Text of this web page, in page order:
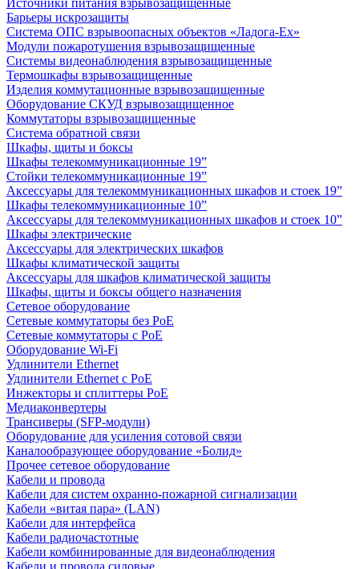
Источники питания взрывозащищенные
Барьеры искрозащиты
Система ОПС взрывоопасных объектов «Ладога-Ex»
Модули пожаротушения взрывозащищенные
Системы видеонаблюдения взрывозащищенные
Термошкафы взрывозащищенные
Изделия коммутационные взрывозащищенные
Оборудование СКУД взрывозащищенное
Коммутаторы взрывозащищенные
Система обратной связи
Шкафы, щиты и боксы
Шкафы телекоммуникационные 19”
Стойки телекоммуникационные 19”
Аксессуары для телекоммуникационных шкафов и стоек 19”
Шкафы телекоммуникационные 10”
Аксессуары для телекоммуникационных шкафов и стоек 10”
Шкафы электрические
Аксессуары для электрических шкафов
Шкафы климатической защиты
Аксессуары для шкафов климатической защиты
Шкафы, щиты и боксы общего назначения
Сетевое оборудование
Сетевые коммутаторы без PoE
Сетевые коммутаторы с PoE
Оборудование Wi-Fi
Удлинители Ethernet
Удлинители Ethernet с PoE
Инжекторы и сплиттеры PoE
Медиаконвертеры
Трансиверы (SFP-модули)
Оборудование для усиления сотовой связи
Каналообразующее оборудование «Болид»
Прочее сетевое оборудование
Кабели и провода
Кабели для систем охранно-пожарной сигнализации
Кабели «витая пара» (LAN)
Кабели для интерфейса
Кабели радиочастотные
Кабели комбинированные для видеонаблюдения
Кабели и провода силовые